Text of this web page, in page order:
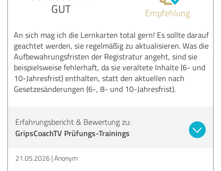
GUT Empfehlung
An sich mag ich die Lernkarten total gern! Es sollte darauf
geachtet werden, sie regelmäßig zu aktualisieren. Was die
Aufbewahrungsfristen der Registratur angeht, sind sie
beispielsweise fehlerhaft, da sie veraltete Inhalte (6- und
10-Jahresfrist) enthalten, statt den aktuellen nach
Gesetzesänderungen (6-, 8- und 10-Jahresfrist).
Erfahrungsbericht & Bewertung zu:
GripsCoachTV Prüfungs-Trainings
21.05.2026 Anonym